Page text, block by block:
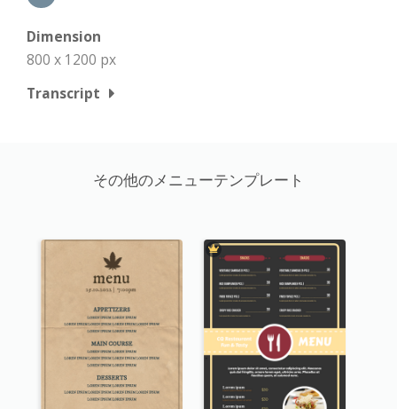
Dimension
800 x 1200 px
Transcript
その他のメニューテンプレート